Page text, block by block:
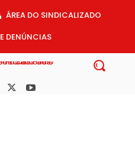
ÁREA DO SINDICALIZADO
DENÚNCIAS